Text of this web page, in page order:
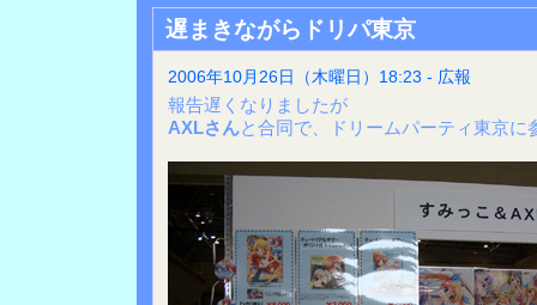
遅まきながらドリパ東京
2006年10月26日（木曜日）18:23 - 広報
報告遅くなりましたが
AXLさんと合同で、ドリームパーティ東京に